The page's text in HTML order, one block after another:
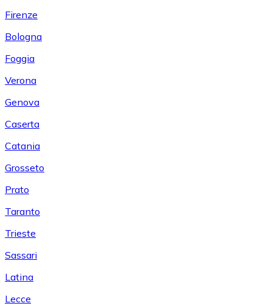
Firenze
Bologna
Foggia
Verona
Genova
Caserta
Catania
Grosseto
Prato
Taranto
Trieste
Sassari
Latina
Lecce